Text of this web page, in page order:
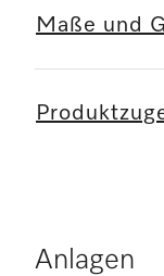
Maße und
Anlagen